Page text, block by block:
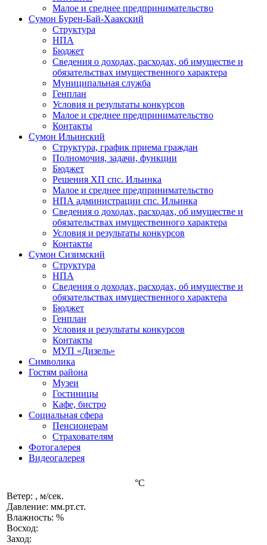
Малое и среднее предпринимательство
Сумон Бурен-Бай-Хаакский
Структура
НПА
Бюджет
Сведения о доходах, расходах, об имуществе и
обязательствах имущественного характера
Муниципальная служба
Генплан
Условия и результаты конкурсов
Малое и среднее предпринимательство
Контакты
Сумон Ильинский
Структура, график приема граждан
Полномочия, задачи, функции
Бюджет
Решения ХП спс. Ильинка
Малое и среднее предпринимательство
НПА администрации спс. Ильинка
Сведения о доходах, расходах, об имуществе и
обязательствах имущественного характера
Условия и результаты конкурсов
Контакты
Сумон Сизимский
Структура
НПА
Сведения о доходах, расходах, об имуществе и
обязательствах имущественного характера
Бюджет
Генплан
Условия и результаты конкурсов
Контакты
МУП «Дизель»
Символика
Гостям района
Музеи
Гостиницы
Кафе, бистро
Социальная сфера
Пенсионерам
Страхователям
Фотогалерея
Видеогалерея
°C
Ветер: , м/сек.
Давление: мм.рт.ст.
Влажность: %
Восход:
Заход: